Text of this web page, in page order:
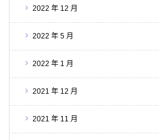
2022 年 12 月
2022 年 5 月
2022 年 1 月
2021 年 12 月
2021 年 11 月